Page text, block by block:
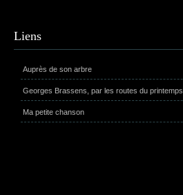
Liens
Auprès de son arbre
Georges Brassens, par les routes du printemps
Ma petite chanson